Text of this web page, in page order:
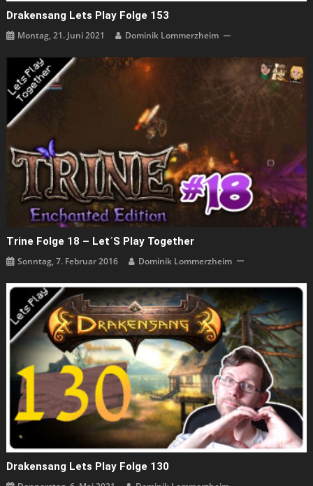
Drakensang Lets Play Folge 153
Montag, 21. Juni 2021 Dominik Lommerzheim
Trine Folge 18 – Let´s Play Together
Sonntag, 7. Februar 2016 Dominik Lommerzheim
Drakensang Lets Play Folge 130